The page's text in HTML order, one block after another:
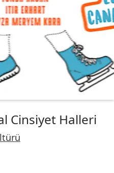
Cinsiyet Halleri